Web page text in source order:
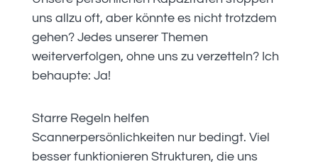
uns allzu oft, aber könnte es nicht trotzdem
gehen? Jedes unserer Themen
weiterverfolgen, ohne uns zu verzetteln? Ich
behaupte: Ja!
Starre Regeln helfen
Scannerpersönlichkeiten nur bedingt. Viel
besser funktionieren Strukturen, die uns